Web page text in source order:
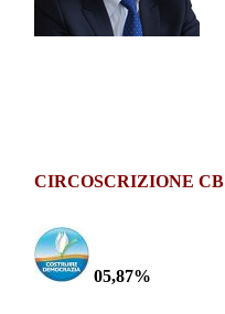
CIRCOSCRIZIONE CB
05,87%